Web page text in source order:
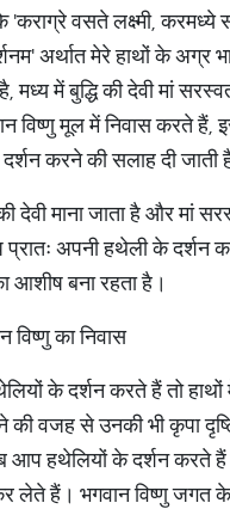
'कराग्रे वसते लक्ष्मी,
अर्थात मेरे हाथों के अग्र
मध्य में बुद्धि की देवी मां
विष्णु मूल में निवास करते हैं,
करने की सलाह दी जाती
देवी माना जाता है और मां
प्रातः अपनी हथेली के दर्शन
आशीष बना रहता है।
विष्णु का निवास
के दर्शन करते हैं तो हाथों
की वजह से उनकी भी कृपा
आप हथेलियों के दर्शन करते
लेते हैं। भगवान विष्णु जगत के